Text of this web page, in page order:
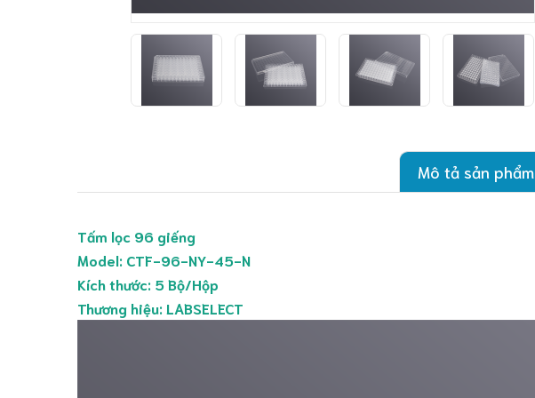
Mô tả sản phẩm
Tấm lọc 96 giếng
Model: CTF-96-NY-45-N
Kích thước: 5 Bộ/Hộp
Thương hiệu: LABSELECT